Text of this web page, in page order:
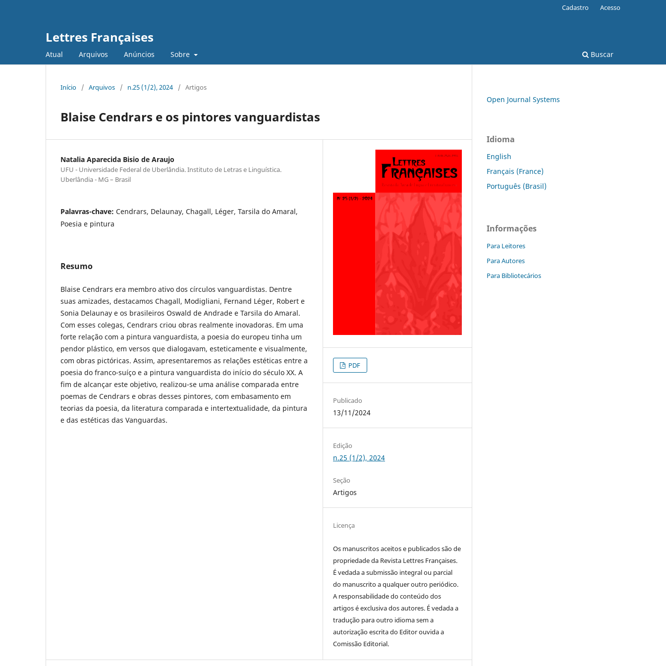
Lettres Françaises
Atual Arquivos Anúncios Sobre Buscar
Cadastro Acesso
Início / Arquivos / n.25 (1/2), 2024 / Artigos
Blaise Cendrars e os pintores vanguardistas
Natalia Aparecida Bisio de Araujo
UFU - Universidade Federal de Uberlândia. Instituto de Letras e Linguística.
Uberlândia - MG – Brasil
Palavras-chave: Cendrars, Delaunay, Chagall, Léger, Tarsila do Amaral,
Poesia e pintura
Resumo
Blaise Cendrars era membro ativo dos círculos vanguardistas. Dentre
suas amizades, destacamos Chagall, Modigliani, Fernand Léger, Robert e
Sonia Delaunay e os brasileiros Oswald de Andrade e Tarsila do Amaral.
Com esses colegas, Cendrars criou obras realmente inovadoras. Em uma
forte relação com a pintura vanguardista, a poesia do europeu tinha um
pendor plástico, em versos que dialogavam, esteticamente e visualmente,
com obras pictóricas. Assim, apresentaremos as relações estéticas entre a
poesia do franco-suíço e a pintura vanguardista do início do século XX. A
fim de alcançar este objetivo, realizou-se uma análise comparada entre
poemas de Cendrars e obras desses pintores, com embasamento em
teorias da poesia, da literatura comparada e intertextualidade, da pintura
e das estéticas das Vanguardas.
PDF
Publicado
13/11/2024
Edição
n.25 (1/2), 2024
Seção
Artigos
Licença
Os manuscritos aceitos e publicados são de
propriedade da Revista Lettres Françaises.
É vedada a submissão integral ou parcial
do manuscrito a qualquer outro periódico.
A responsabilidade do conteúdo dos
artigos é exclusiva dos autores. É vedada a
tradução para outro idioma sem a
autorização escrita do Editor ouvida a
Comissão Editorial.
Open Journal Systems
Idioma
English
Français (France)
Português (Brasil)
Informações
Para Leitores
Para Autores
Para Bibliotecários